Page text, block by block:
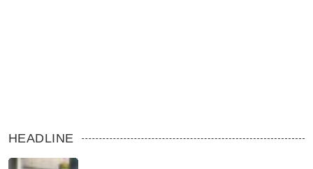
HEADLINE